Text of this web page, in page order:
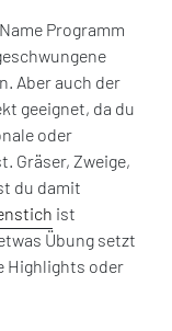
Programm
Aber auch der
geeignet, da du
oder
Gräser, Zweige,
du damit
ist
Übung setzt
Highlights oder